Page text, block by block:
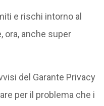
e rischi intorno al
ora, anche super
del Garante Privacy
per il problema che i